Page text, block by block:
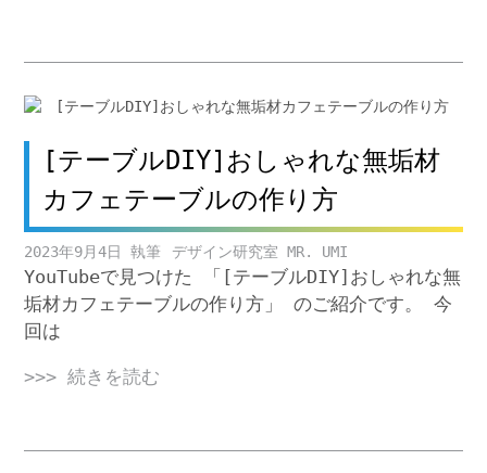
[テーブルDIY]おしゃれな無垢材
カフェテーブルの作り方
2023年9月4日 デザイン研究室 MR. UMI
YouTubeで見つけた 「[テーブルDIY]おしゃれな無
垢材カフェテーブルの作り方」 のご紹介です。 今
回は
>>> 続きを読む